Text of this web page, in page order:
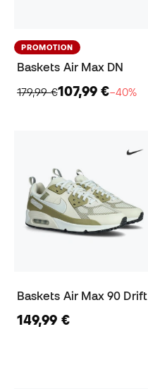
PROMOTION
Baskets Air Max DN
179,99 €107,99 €−40%
Baskets Air Max 90 Drift
149,99 €